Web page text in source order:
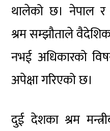
थालेको छ। नेपाल र
श्रम सम्झौताले
नभई अधिकारको
अपेक्षा गरिएको छ।
दुई देशका श्रम